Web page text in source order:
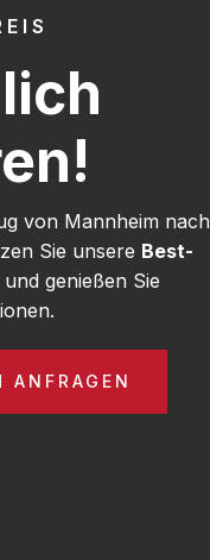
von Mannheim nach
Sie unsere Best-
genießen Sie